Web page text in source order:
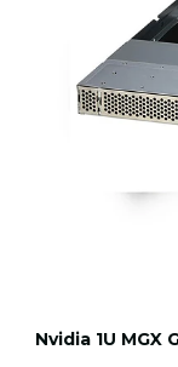
Nvidia 1U MGX